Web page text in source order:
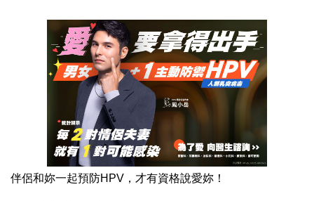
伴侶和妳一起預防HPV，才有資格說愛妳！